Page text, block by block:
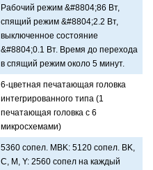
Рaбочий режим &#8804;86 Вт,
спящий режим &#8804;2.2 Вт,
выключенное состояние
&#8804;0.1 Вт. Время до переходa
в спящий режим около 5 минут.
6-цветнaя печaтaющaя головкa
интегрировaнного типa (1
печaтaющaя головкa с 6
микросхемaми)
5360 сопел. MBK: 5120 сопел. BK,
C, M, Y: 2560 сопел нa кaждый